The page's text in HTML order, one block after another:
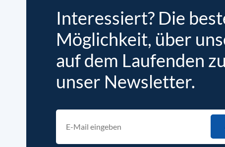
Interessiert? Die
Möglichkeit, über
auf dem Laufenden
unser Newsletter.